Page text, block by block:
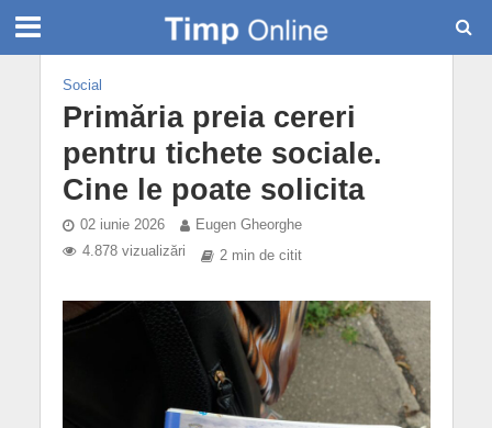
Social
Primăria preia cereri
pentru tichete sociale.
Cine le poate solicita
02 iunie 2026
Eugen Gheorghe
4.878 vizualizări
2 min de citit